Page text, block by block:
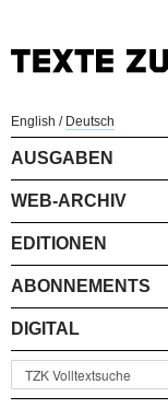
English / Deutsch
AUSGABEN
WEB-ARCHIV
EDITIONEN
ABONNEMENTS
DIGITAL